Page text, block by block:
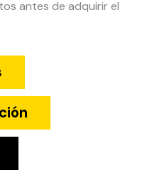
antes de adquirir el